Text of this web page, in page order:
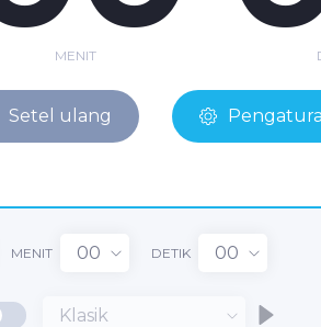
MENIT
Setel ulang
MENIT 00 DETIK 00
Klasik